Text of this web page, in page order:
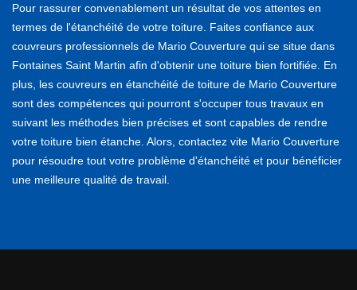
Pour rassurer convenablement un résultat de vos attentes en
termes de l'étanchéité de votre toiture. Faites confiance aux
couvreurs professionnels de Mario Couverture qui se situe dans
Fontaines Saint Martin afin d'obtenir une toiture bien fortifiée. En
plus, les couvreurs en étanchéité de toiture de Mario Couverture
sont des compétences qui pourront s'occuper tous travaux en
suivant les méthodes bien précises et sont capables de rendre
votre toiture bien étanche. Alors, contactez vite Mario Couverture
pour résoudre tout votre problème d'étanchéité et pour bénéficier
une meilleure qualité de travail.